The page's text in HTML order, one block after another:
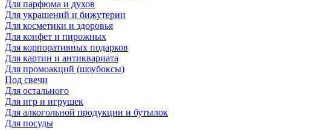
Для парфюма и духов
Для украшений и бижутерии
Для косметики и здоровья
Для конфет и пирожных
Для корпоративных подарков
Для картин и антиквариата
Для промоакций (шоубоксы)
Под свечи
Для остального
Для игр и игрушек
Для алкогольной продукции и бутылок
Для посуды